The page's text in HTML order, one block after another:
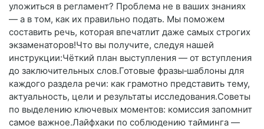
уложиться в регламент? Проблема не в ваших знаниях
— а в том, как их правильно подать. Мы поможем
составить речь, которая впечатлит даже самых строгих
экзаменаторов!Что вы получите, следуя нашей
инструкции:Чёткий план выступления — от вступления
до заключительных слов.Готовые фразы‑шаблоны для
каждого раздела речи: как грамотно представить тему,
актуальность, цели и результаты исследования.Советы
по выделению ключевых моментов: комиссия запомнит
самое важное.Лайфхаки по соблюдению тайминга —